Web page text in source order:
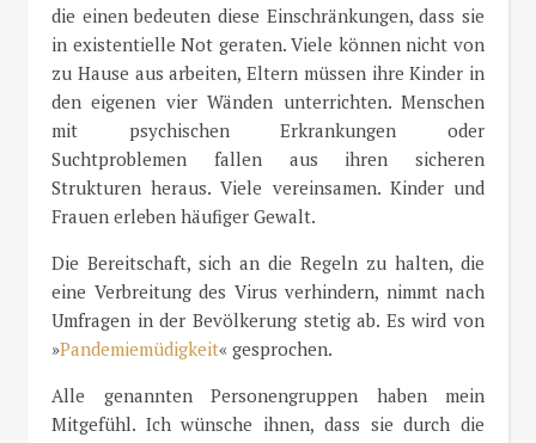
die einen bedeuten diese Einschränkungen, dass sie
in existentielle Not geraten. Viele können nicht von
zu Hause aus arbeiten, Eltern müssen ihre Kinder in
den eigenen vier Wänden unterrichten. Menschen
mit psychischen Erkrankungen oder
Suchtproblemen fallen aus ihren sicheren
Strukturen heraus. Viele vereinsamen. Kinder und
Frauen erleben häufiger Gewalt.
Die Bereitschaft, sich an die Regeln zu halten, die
eine Verbreitung des Virus verhindern, nimmt nach
Umfragen in der Bevölkerung stetig ab. Es wird von
»Pandemiemüdigkeit« gesprochen.
Alle genannten Personengruppen haben mein
Mitgefühl. Ich wünsche ihnen, dass sie durch die